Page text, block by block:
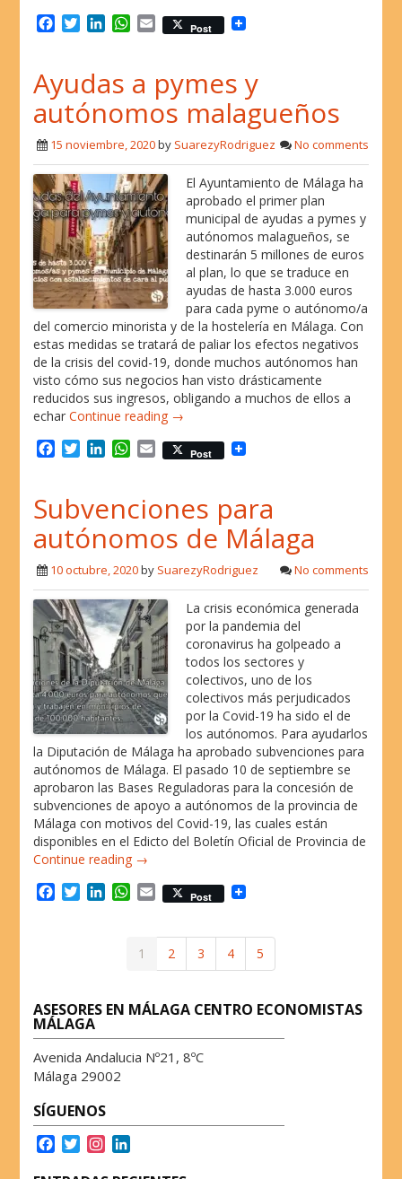
e
b
o
k
T
t
t
e
k
e
d
n
W
t
s
A
p
E
i
l
Post
Ayudas a pymes y
autónomos malagueños
15 noviembre, 2020by SuarezyRodriguez No comments
El Ayuntamiento de Málaga ha
aprobado el primer plan
municipal de ayudas a pymes y
autónomos malagueños, se
destinarán 5 millones de euros
al plan, lo que se traduce en
ayudas de hasta 3.000 euros
para cada pyme o autónomo/a
del comercio minorista y de la hostelería en Málaga. Con
estas medidas se tratará de paliar los efectos negativos
de la crisis del covid-19, donde muchos autónomos han
visto cómo sus negocios han visto drásticamente
reducidos sus ingresos, obligando a muchos de ellos a
echarContinue reading →
e
b
o
k
T
t
t
e
k
e
d
n
W
t
s
A
p
E
i
l
Post
Subvenciones para
autónomos de Málaga
10 octubre, 2020by SuarezyRodriguez No comments
La crisis económica generada
por la pandemia del
coronavirus ha golpeado a
todos los sectores y
colectivos, uno de los
colectivos más perjudicados
por la Covid-19 ha sido el de
los autónomos. Para ayudarlos
la Diputación de Málaga ha aprobado subvenciones para
autónomos de Málaga. El pasado 10 de septiembre se
aprobaron las Bases Reguladoras para la concesión de
subvenciones de apoyo a autónomos de la provincia de
Málaga con motivos del Covid-19, las cuales están
disponibles en el Edicto del Boletín Oficial de Provincia de
Continue reading →
o
k
T
r
I
n
W
p
p
E
Post
1 2 3 4 5
ASESORES EN MÁLAGA CENTRO ECONOMISTAS
MÁLAGA
Avenida Andalucia Nº21, 8ºC
Málaga 29002
SÍGUENOS
T